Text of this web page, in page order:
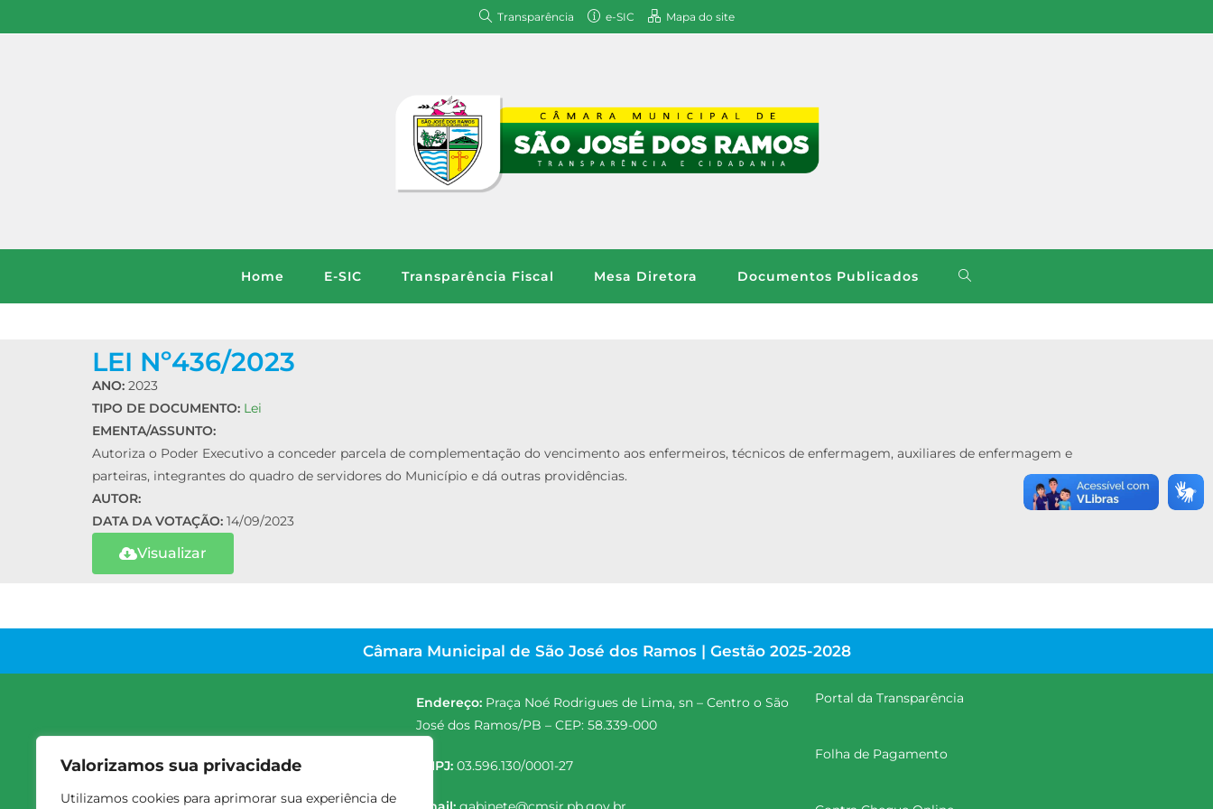
Valorizamos sua privacidade
Utilizamos cookies para aprimorar sua experiência de
Transparência e-SIC Mapa do site
Home E-SIC Transparência Fiscal Mesa Diretora Documentos Publicados
LEI Nº436/2023
ANO: 2023
TIPO DE DOCUMENTO: Lei
EMENTA/ASSUNTO:
Autoriza o Poder Executivo a conceder parcela de complementação do vencimento aos enfermeiros, técnicos de enfermagem, auxiliares de enfermagem e
parteiras, integrantes do quadro de servidores do Município e dá outras providências.
AUTOR:
DATA DA VOTAÇÃO: 14/09/2023
Visualizar
Câmara Municipal de São José dos Ramos | Gestão 2025-2028
Endereço: Praça Noé Rodrigues de Lima, sn – Centro o São
José dos Ramos/PB – CEP: 58.339-000
CNPJ:03.596.130/0001-27
Portal da Transparência
Folha de Pagamento